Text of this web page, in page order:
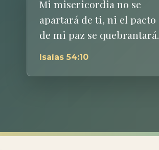
Mi misericordia no se
apartará de ti, ni el pacto
de mi paz se quebrantará.
Isaías 54:10